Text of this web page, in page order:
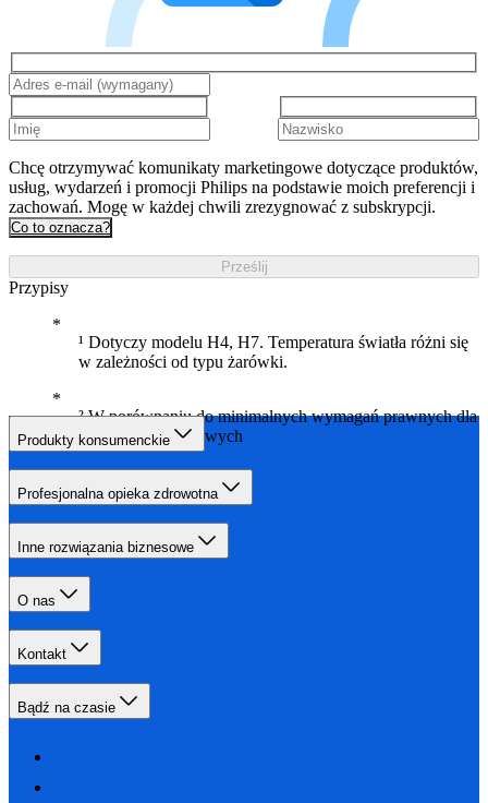
Chcę otrzymywać komunikaty marketingowe dotyczące produktów,
usług, wydarzeń i promocji Philips na podstawie moich preferencji i
zachowań. Mogę w każdej chwili zrezygnować z subskrypcji.
Co to oznacza?
Prześlij
Przypisy
¹ Dotyczy modelu H4, H7. Temperatura światła różni się
w zależności od typu żarówki.
² W porównaniu do minimalnych wymagań prawnych dla
żarówek halogenowych
Produkty konsumenckie
Profesjonalna opieka zdrowotna
Inne rozwiązania biznesowe
O nas
Kontakt
Bądź na czasie